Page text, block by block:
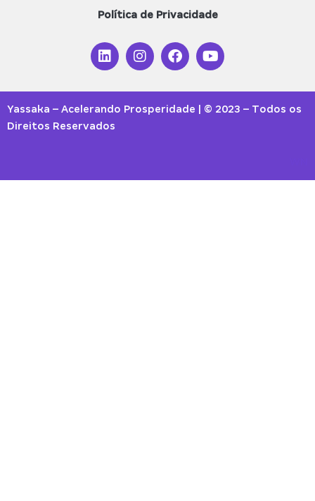
Política de Privacidade
Yassaka – Acelerando Prosperidade | © 2023 – Todos os
Direitos Reservados